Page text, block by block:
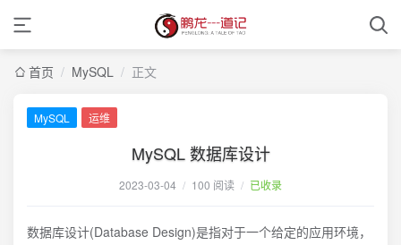
首页 / MySQL / 正文
MySQL 运维
MySQL 数据库设计
2023-03-04 / 100 阅读 / 已收录
数据库设计(Database Design)是指对于一个给定的应用环境，